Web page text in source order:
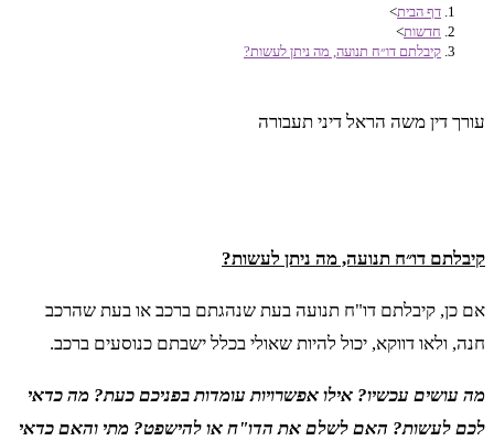
דף הבית>
חדשות>
קיבלתם דו״ח תנועה, מה ניתן לעשות?
עורך דין משה הראל דיני תעבורה
קיבלתם דו״ח תנועה, מה ניתן לעשות?
אם כן, קיבלתם דו"ח תנועה בעת שנהגתם ברכב או בעת שהרכב
חנה, ולאו דווקא, יכול להיות שאולי בכלל ישבתם כנוסעים ברכב.
מה עושים עכשיו? אילו אפשרויות עומדות בפניכם כעת? מה כדאי
לכם לעשות? האם לשלם את הדו"ח או להישפט? מתי והאם כדאי